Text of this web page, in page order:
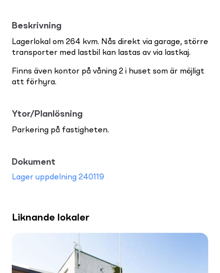
Beskrivning
Lagerlokal om 264 kvm. Nås direkt via garage, större
transporter med lastbil kan lastas av via lastkaj.
Finns även kontor på våning 2 i huset som är möjligt
att förhyra.
Ytor/Planlösning
Parkering på fastigheten.
Dokument
Lager uppdelning 240119
Liknande lokaler